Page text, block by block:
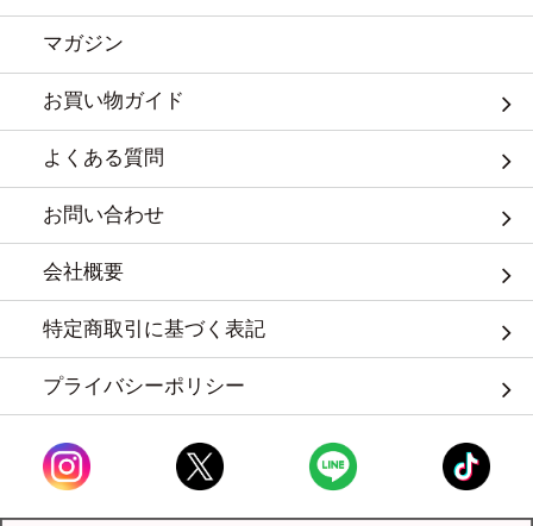
マガジン
お買い物ガイド
よくある質問
お問い合わせ
会社概要
特定商取引に基づく表記
プライバシーポリシー